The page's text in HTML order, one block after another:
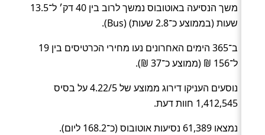
משך הנסיעה באוטובוס נמשך לרוב בין 40 דק׳ ל־13.5
שעות (בממוצע כ־2.8 שעות) (Bus).
ב־365 הימים האחרונים נעו מחירי הכרטיסים בין 19
ל־156 ₪ (ממוצע כ־37 ₪).
נוסעים העניקו דירוג ממוצע של 4.22/5 על בסיס
1,412,545 חוות דעת.
נמצאו 61,389 נסיעות אוטובוס (כ־168.2 ליום).